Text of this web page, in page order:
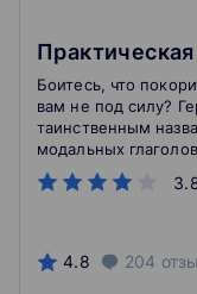
Боитесь, что
вам не под силу?
таинственным
модальных
Докажем, что
страшна, как
4.8 204